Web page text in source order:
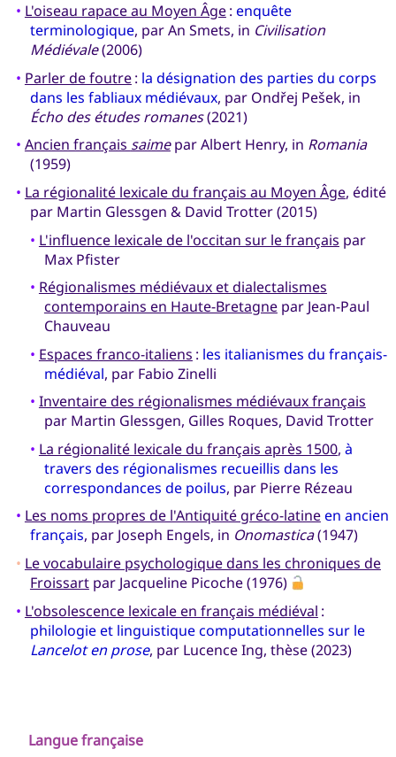
• L'oiseau rapace au Moyen Âge: enquête
terminologique, par An Smets, in Civilisation
Médiévale(2006)
• Parler de foutre: la désignation des parties du corps
dans les fabliaux médiévaux, par Ondřej Pešek, in
Écho des études romanes(2021)
• Ancien français saimepar Albert Henry, in Romania
(1959)
• La régionalité lexicale du français au Moyen Âge, édité
par Martin Glessgen & David Trotter (2015)
• L'influence lexicale de l'occitan sur le français par
Max Pfister
• Régionalismes médiévaux et dialectalismes
contemporains en Haute-Bretagnepar Jean-Paul
Chauveau
• Espaces franco-italiens : les italianismes du français-
médiéval, par Fabio Zinelli
• Inventaire des régionalismes médiévaux français
par Martin Glessgen, Gilles Roques, David Trotter
• La régionalité lexicale du français après 1500, à
travers des régionalismes recueillis dans les
correspondances de poilus, par Pierre Rézeau
• Les noms propres de l'Antiquité gréco-latineen ancien
français, par Joseph Engels, in Onomastica(1947)
• Le vocabulaire psychologique dans les chroniques de
Froissartpar Jacqueline Picoche (1976)
• L'obsolescence lexicale en français médiéval :
philologie et linguistique computationnelles sur le
Lancelot en prose, par Lucence Ing, thèse (2023)
Langue française